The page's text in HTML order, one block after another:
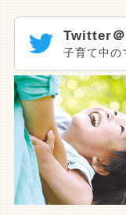
Twitter＠
子育て中の